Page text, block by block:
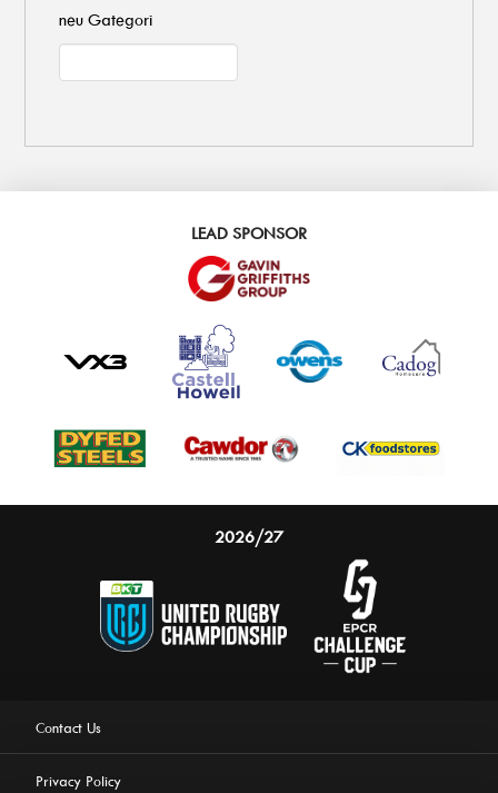
neu Gategori
LEAD SPONSOR
2026/27
Contact Us
Privacy Policy